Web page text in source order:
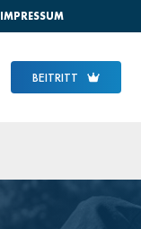
IMPRESSUM
BEITRITT